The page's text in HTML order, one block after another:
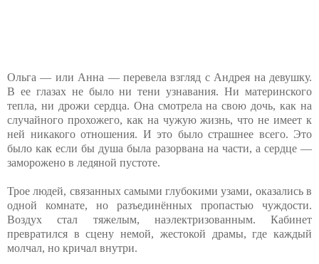
Ольга — или Анна — перевела взгляд с Андрея на девушку.
В ее глазах не было ни тени узнавания. Ни материнского
тепла, ни дрожи сердца. Она смотрела на свою дочь, как на
случайного прохожего, как на чужую жизнь, что не имеет к
ней никакого отношения. И это было страшнее всего. Это
было как если бы душа была разорвана на части, а сердце —
заморожено в ледяной пустоте.
Трое людей, связанных самыми глубокими узами, оказались в
одной комнате, но разъединённых пропастью чуждости.
Воздух стал тяжелым, наэлектризованным. Кабинет
превратился в сцену немой, жестокой драмы, где каждый
молчал, но кричал внутри.